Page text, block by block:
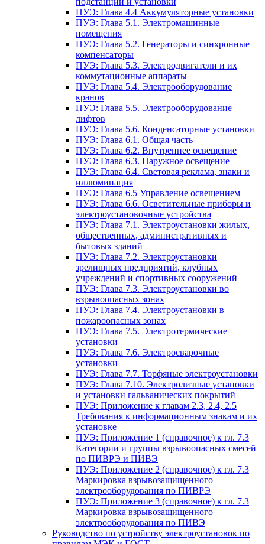
ПУЭ: Глава 4.4 Аккумуляторные установки
ПУЭ: Глава 5.1. Электромашинные
помещения
ПУЭ: Глава 5.2. Генераторы и синхронные
компенсаторы
ПУЭ: Глава 5.3. Электродвигатели и их
коммутационные аппараты
ПУЭ: Глава 5.4. Электрооборудование
кранов
ПУЭ: Глава 5.5. Электрооборудование
лифтов
ПУЭ: Глава 5.6. Конденсаторные установки
ПУЭ: Глава 6.1. Общая часть
ПУЭ: Глава 6.2. Внутреннее освещение
ПУЭ: Глава 6.3. Наружное освещение
ПУЭ: Глава 6.4. Световая реклама, знаки и
иллюминация
ПУЭ: Глава 6.5 Управление освещением
ПУЭ: Глава 6.6. Осветительные приборы и
электроустановочные устройства
ПУЭ: Глава 7.1. Электроустановки жилых,
общественных, административных и
бытовых зданий
ПУЭ: Глава 7.2. Электроустановки
зрелищных предприятий, клубных
учреждений и спортивных сооружений
ПУЭ: Глава 7.3. Электроустановки во
взрывоопасных зонах
ПУЭ: Глава 7.4. Электроустановки в
пожароопасных зонах
ПУЭ: Глава 7.5. Электротермические
установки
ПУЭ: Глава 7.6. Электросварочные
установки
ПУЭ: Глава 7.7. Торфяные электроустановки
ПУЭ: Глава 7.10. Электролизные установки
и установки гальванических покрытий
ПУЭ: Приложение к главам 2.3, 2.4, 2.5
Требования к информационным знакам и их
установке
ПУЭ: Приложение 1 (справочное) к гл. 7.3
Категории и группы взрывоопасных смесей
по ПИВРЭ и ПИВЭ
ПУЭ: Приложение 2 (справочное) к гл. 7.3
Маркировка взрывозащищенного
электрооборудования по ПИВРЭ
ПУЭ: Приложение 3 (справочное) к гл. 7.3
Маркировка взрывозащищенного
электрооборудования по ПИВЭ
Руководство по устройству электроустановок по